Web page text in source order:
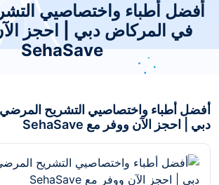
أفضل أطباء واختصاصيي
في المركاض دبي | احجز
SehaSave
أفضل أطباء واختصاصيي التشريح
دبي | احجز الآن ووفر مع SehaSave